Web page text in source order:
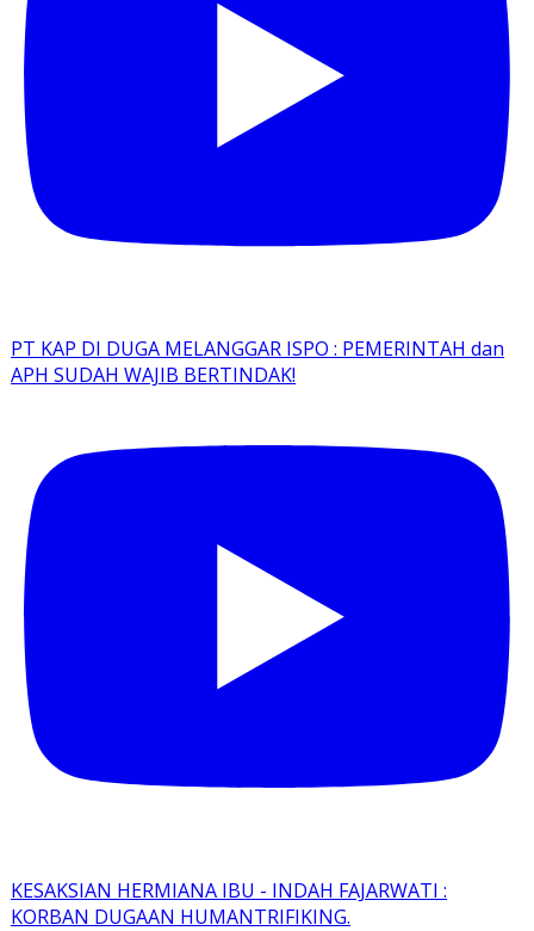
PT KAP DI DUGA MELANGGAR ISPO : PEMERINTAH dan
APH SUDAH WAJIB BERTINDAK!
KESAKSIAN HERMIANA IBU - INDAH FAJARWATI :
KORBAN DUGAAN HUMANTRIFIKING.